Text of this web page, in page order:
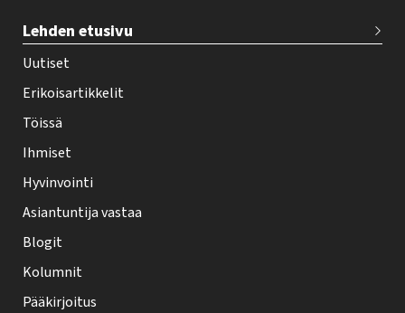
e
h
y
-
e
h
t
i
f
o
Lehden etusivu
Uutiset
Erikoisartikkelit
Töissä
Ihmiset
Hyvinvointi
Asiantuntija vastaa
Blogit
Kolumnit
Pääkirjoitus